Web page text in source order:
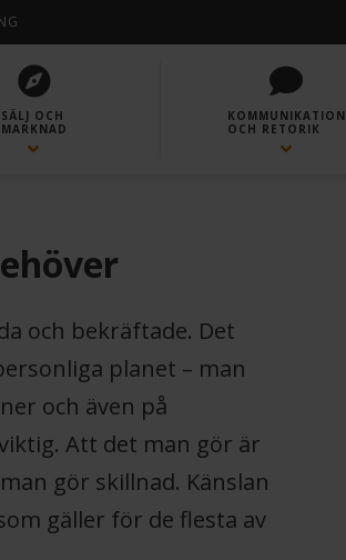
och bekräftade. Det
planet – man
och även på
Att det man gör är
gör skillnad. Känslan
gäller för de flesta av
SÄLJ OCH
MARKNAD
KOMMUNIKATION
OCH RETORIK